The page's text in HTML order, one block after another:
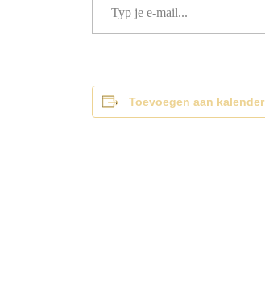
Toevoegen aan kalender